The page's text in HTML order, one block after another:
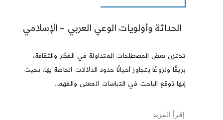
الحداثة وأولويات الوعي العربي – الإسلامي
تختزن بعض المصطلحات المتداولة في الفكر والثقافة،
بريقًا ونزوعًا يتجاوز أحيانًا حدود الدلالات الخاصة بها، بحيث
إنها توقع الباحث في التباسات المعنى والفهم.
إقرأ المزيد